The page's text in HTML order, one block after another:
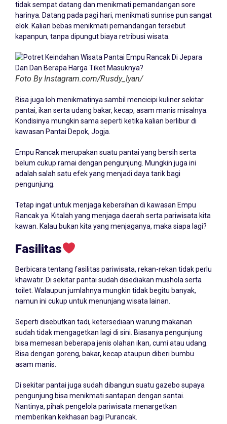
tidak sempat datang dan menikmati pemandangan sore
harinya. Datang pada pagi hari, menikmati sunrise pun sangat
elok. Kalian bebas menikmati pemandangan tersebut
kapanpun, tanpa dipungut biaya retribusi wisata.
Foto By Instagram.com/Rusdy_Iyan/
Bisa juga loh menikmatinya sambil mencicipi kuliner sekitar
pantai, ikan serta udang bakar, kecap, asam manis misalnya.
Kondisinya mungkin sama seperti ketika kalian berlibur di
kawasan Pantai Depok, Jogja.
Empu Rancak merupakan suatu pantai yang bersih serta
belum cukup ramai dengan pengunjung. Mungkin juga ini
adalah salah satu efek yang menjadi daya tarik bagi
pengunjung.
Tetap ingat untuk menjaga kebersihan di kawasan Empu
Rancak ya. Kitalah yang menjaga daerah serta pariwisata kita
kawan. Kalau bukan kita yang menjaganya, maka siapa lagi?
Fasilitas
Berbicara tentang fasilitas pariwisata, rekan-rekan tidak perlu
khawatir. Di sekitar pantai sudah disediakan mushola serta
toilet. Walaupun jumlahnya mungkin tidak begitu banyak,
namun ini cukup untuk menunjang wisata lainan.
Seperti disebutkan tadi, ketersediaan warung makanan
sudah tidak mengagetkan lagi di sini. Biasanya pengunjung
bisa memesan beberapa jenis olahan ikan, cumi atau udang.
Bisa dengan goreng, bakar, kecap ataupun diberi bumbu
asam manis.
Di sekitar pantai juga sudah dibangun suatu gazebo supaya
pengunjung bisa menikmati santapan dengan santai.
Nantinya, pihak pengelola pariwisata menargetkan
memberikan kekhasan bagi Purancak.